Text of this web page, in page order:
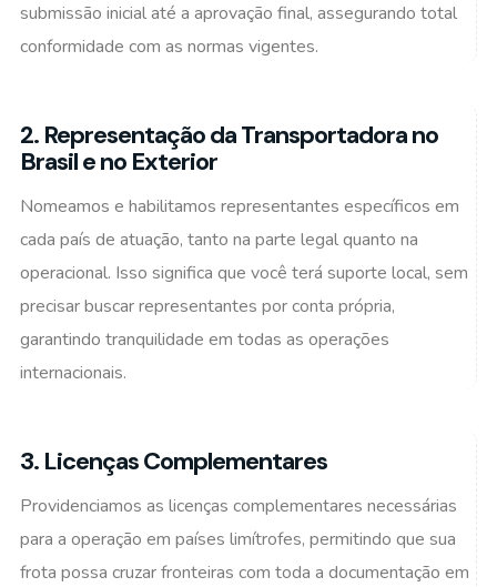
submissão inicial até a aprovação final, assegurando total
conformidade com as normas vigentes.
2. Representação da Transportadora no
Brasil e no Exterior
Nomeamos e habilitamos representantes específicos em
cada país de atuação, tanto na parte legal quanto na
operacional. Isso significa que você terá suporte local, sem
precisar buscar representantes por conta própria,
garantindo tranquilidade em todas as operações
internacionais.
3. Licenças Complementares
Providenciamos as licenças complementares necessárias
para a operação em países limítrofes, permitindo que sua
frota possa cruzar fronteiras com toda a documentação em